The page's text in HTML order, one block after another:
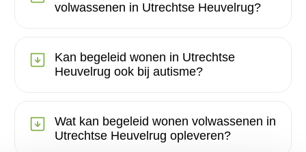
volwassenen in Utrechtse Heuvelrug?
Kan begeleid wonen in Utrechtse
Heuvelrug ook bij autisme?
Wat kan begeleid wonen volwassenen in
Utrechtse Heuvelrug opleveren?